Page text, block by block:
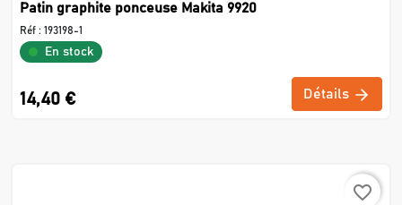
Patin graphite ponceuse Makita 9920
Réf : 193198-1
En stock
14,40 € Détails
favorite_border